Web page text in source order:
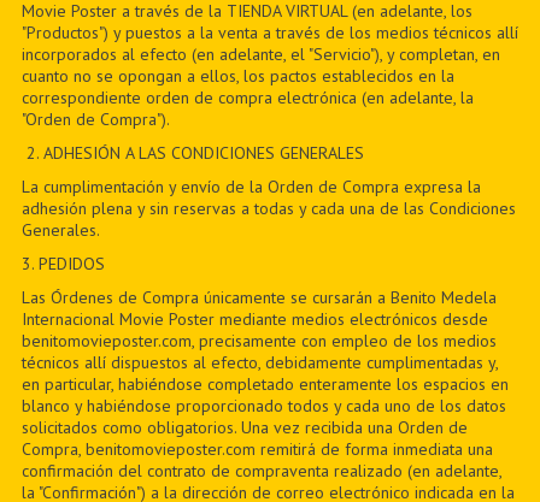
Movie Poster a través de la TIENDA VIRTUAL (en adelante, los
"Productos") y puestos a la venta a través de los medios técnicos allí
incorporados al efecto (en adelante, el "Servicio"), y completan, en
cuanto no se opongan a ellos, los pactos establecidos en la
correspondiente orden de compra electrónica (en adelante, la
"Orden de Compra").
2. ADHESIÓN A LAS CONDICIONES GENERALES
La cumplimentación y envío de la Orden de Compra expresa la
adhesión plena y sin reservas a todas y cada una de las Condiciones
Generales.
3. PEDIDOS
Las Órdenes de Compra únicamente se cursarán a Benito Medela
Internacional Movie Poster mediante medios electrónicos desde
benitomovieposter.com, precisamente con empleo de los medios
técnicos allí dispuestos al efecto, debidamente cumplimentadas y,
en particular, habiéndose completado enteramente los espacios en
blanco y habiéndose proporcionado todos y cada uno de los datos
solicitados como obligatorios. Una vez recibida una Orden de
Compra, benitomovieposter.com remitirá de forma inmediata una
confirmación del contrato de compraventa realizado (en adelante,
la "Confirmación") a la dirección de correo electrónico indicada en la